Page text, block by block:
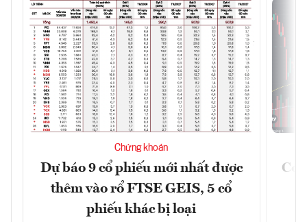
Chứng khoán
Dự báo 9 cổ phiếu mới nhất được
thêm vào rổ FTSE GEIS, 5 cổ
phiếu khác bị loại
Có